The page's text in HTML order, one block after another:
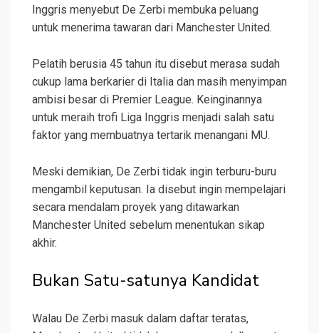
Inggris menyebut De Zerbi membuka peluang
untuk menerima tawaran dari Manchester United.
Pelatih berusia 45 tahun itu disebut merasa sudah
cukup lama berkarier di Italia dan masih menyimpan
ambisi besar di Premier League. Keinginannya
untuk meraih trofi Liga Inggris menjadi salah satu
faktor yang membuatnya tertarik menangani MU.
Meski demikian, De Zerbi tidak ingin terburu-buru
mengambil keputusan. Ia disebut ingin mempelajari
secara mendalam proyek yang ditawarkan
Manchester United sebelum menentukan sikap
akhir.
Bukan Satu-satunya Kandidat
Walau De Zerbi masuk dalam daftar teratas,